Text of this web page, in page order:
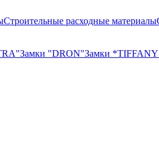
Строительные расходные материалы
Замки "DRON"Замки